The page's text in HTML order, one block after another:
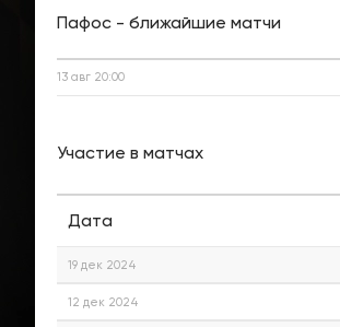
Пафос - ближайшие матчи
13 авг 20:00
Участие в матчах
Дата
19 дек 2024
12 дек 2024